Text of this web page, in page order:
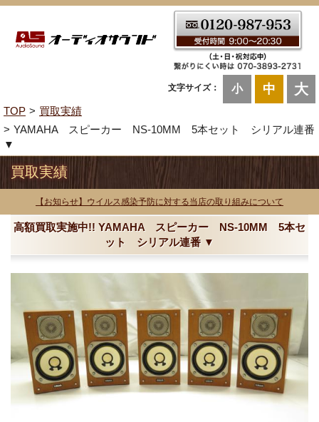
文字サイズ： 小 中 大
TOP
買取実績
YAMAHA スピーカー NS-10MM 5本セット シリアル連番
▼
買取実績
【お知らせ】ウイルス感染予防に対する当店の取り組みについて
高額買取実施中!! YAMAHA スピーカー NS-10MM 5本セ
ット シリアル連番 ▼